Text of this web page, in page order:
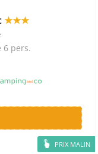
★★★
6 pers.
PRIX MALIN